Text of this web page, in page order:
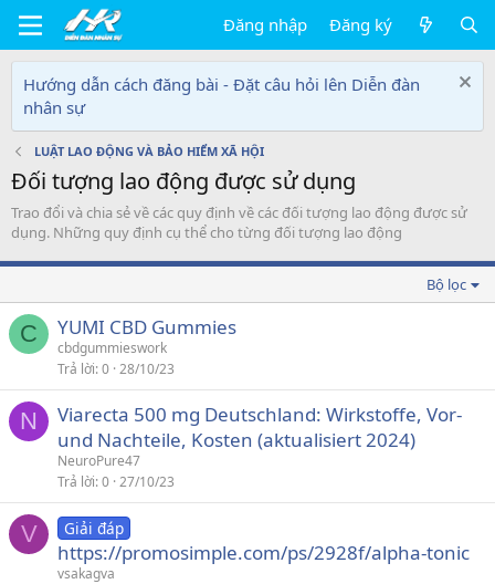
Đăng nhập Đăng ký
Hướng dẫn cách đăng bài - Đặt câu hỏi lên Diễn đàn
nhân sự
LUẬT LAO ĐỘNG VÀ BẢO HIỂM XÃ HỘI
Đối tượng lao động được sử dụng
Trao đổi và chia sẻ về các quy định về các đối tượng lao động được sử
dụng. Những quy định cụ thể cho từng đối tượng lao động
Bộ lọc
C YUMI CBD Gummies
cbdgummieswork
Trả lời 0 28/10/23
N
Viarecta 500 mg Deutschland: Wirkstoffe, Vor-
und Nachteile, Kosten (aktualisiert 2024)
NeuroPure47
Trả lời 0 27/10/23
V Giải đáp
https://promosimple.com/ps/2928f/alpha-tonic
vsakagva